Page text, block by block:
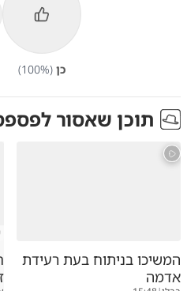
כן (
100%)
תוכן שאסור
המשיכו בניתוח בעת רעידת
אדמה